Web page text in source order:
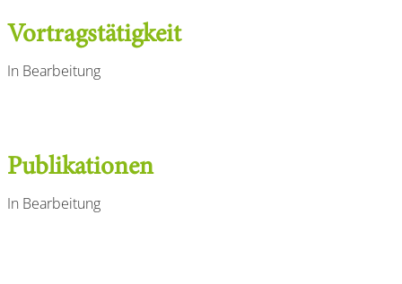
Vortragstätigkeit
In Bearbeitung
Publikationen
In Bearbeitung